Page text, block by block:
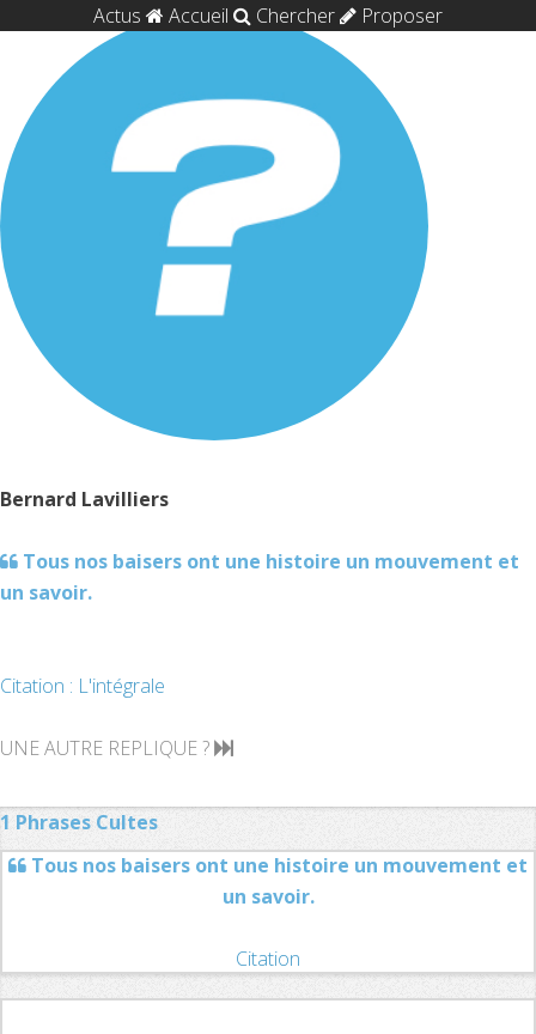
Actus Accueil Chercher Proposer
Bernard Lavilliers
Tous nos baisers ont une histoire un mouvement et
un savoir.
Citation : L'intégrale
UNE AUTRE REPLIQUE ?
1 Phrases Cultes
Tous nos baisers ont une histoire un mouvement et
un savoir.
Citation